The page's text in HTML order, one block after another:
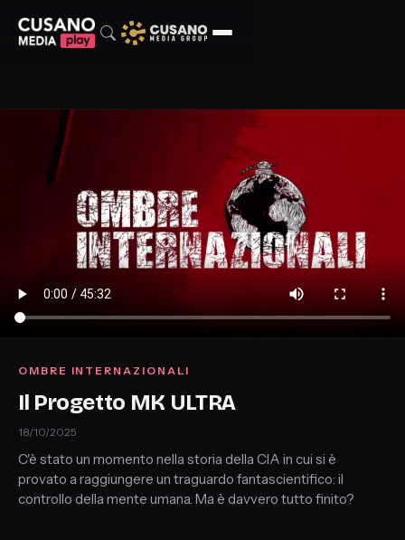
OMBRE INTERNAZIONALI
Il Progetto MK ULTRA
18/10/2025
C'è stato un momento nella storia della CIA in cui si è
provato a raggiungere un traguardo fantascientifico: il
controllo della mente umana. Ma è davvero tutto finito?